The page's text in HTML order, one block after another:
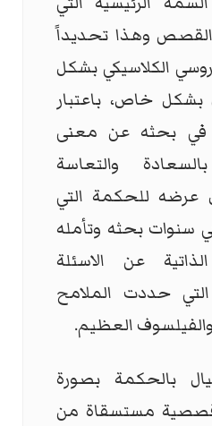
وهذا تحديداً
الكلاسيكي بشكل
خاص، باعتبار
في بحثه عن معنى
والتعاسة
عرضه للحكمة التي
سنوات بحثه وتأمله
عن الاسئلة
حددت الملامح
والفيلسوف العظيم.
بالحكمة بصورة
مستسقاة من